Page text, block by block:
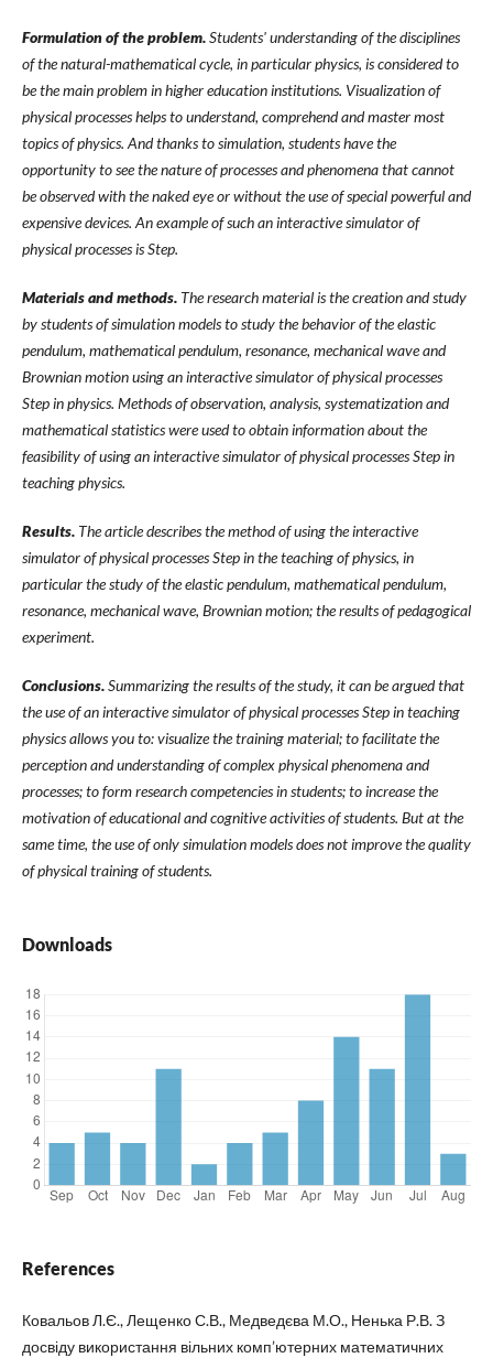
Formulation of the problem.Students' understanding of the disciplines
of the natural-mathematical cycle, in particular physics, is considered to
be the main problem in higher education institutions. Visualization of
physical processes helps to understand, comprehend and master most
topics of physics. And thanks to simulation, students have the
opportunity to see the nature of processes and phenomena that cannot
be observed with the naked eye or without the use of special powerful and
expensive devices. An example of such an interactive simulator of
physical processes is Step.
Materials and methods.The research material is the creation and study
by students of simulation models to study the behavior of the elastic
pendulum, mathematical pendulum, resonance, mechanical wave and
Brownian motion using an interactive simulator of physical processes
Step in physics. Methods of observation, analysis, systematization and
mathematical statistics were used to obtain information about the
feasibility of using an interactive simulator of physical processes Step in
teaching physics.
Results.The article describes the method of using the interactive
simulator of physical processes Step in the teaching of physics, in
particular the study of the elastic pendulum, mathematical pendulum,
resonance, mechanical wave, Brownian motion; the results of pedagogical
experiment.
Conclusions.Summarizing the results of the study, it can be argued that
the use of an interactive simulator of physical processes Step in teaching
physics allows you to: visualize the training material; to facilitate the
perception and understanding of complex physical phenomena and
processes; to form research competencies in students; to increase the
motivation of educational and cognitive activities of students. But at the
same time, the use of only simulation models does not improve the quality
of physical training of students.
Downloads
References
Ковальов Л.Є., Лещенко С.В., Медведєва М.О., Ненька Р.В. З
досвіду використання вільних комп’ютерних математичних